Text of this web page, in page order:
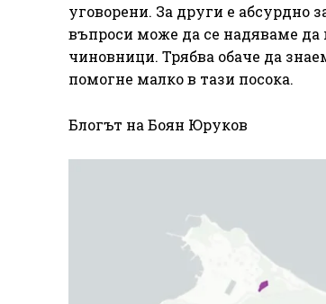
уговорени. За други е абсурдно
въпроси може да се надяваме
чиновници. Трябва обаче да
помогне малко в тази посока.
Блогът на Боян Юруков